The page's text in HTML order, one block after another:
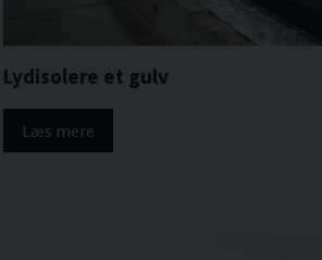
Lydisolere et gulv
Læs mere